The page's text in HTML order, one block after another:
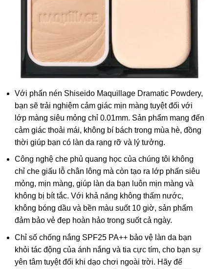
Với phấn nén Shiseido Maquillage Dramatic Powdery,
bạn sẽ trải nghiệm cảm giác mịn màng tuyệt đối với
lớp màng siêu mỏng chỉ 0.01mm. Sản phẩm mang đến
cảm giác thoải mái, không bí bách trong mùa hè, đồng
thời giúp bạn có làn da rạng rỡ và lý tưởng.
Công nghệ che phủ quang học của chúng tôi không
chỉ che giấu lỗ chân lông mà còn tạo ra lớp phấn siêu
mỏng, mịn màng, giúp làn da bạn luôn mịn màng và
không bị bít tắc. Với khả năng không thấm nước,
không bóng dầu và bền màu suốt 10 giờ, sản phẩm
đảm bảo vẻ đẹp hoàn hảo trong suốt cả ngày.
Chỉ số chống nắng SPF25 PA++ bảo vệ làn da bạn
khỏi tác động của ánh nắng và tia cực tím, cho bạn sự
yên tâm tuyệt đối khi dạo chơi ngoài trời. Hãy để